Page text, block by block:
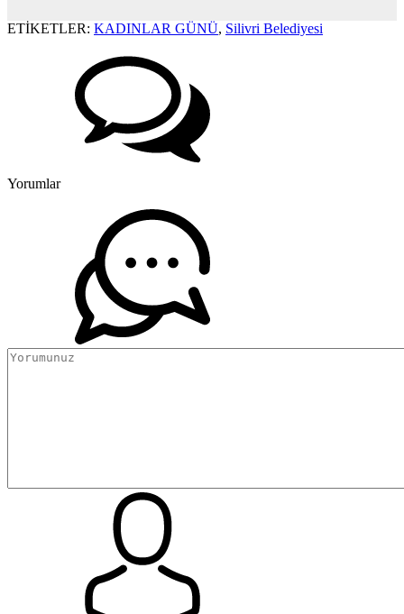
ETİKETLER: KADINLAR GÜNÜ, Silivri Belediyesi
Yorumlar